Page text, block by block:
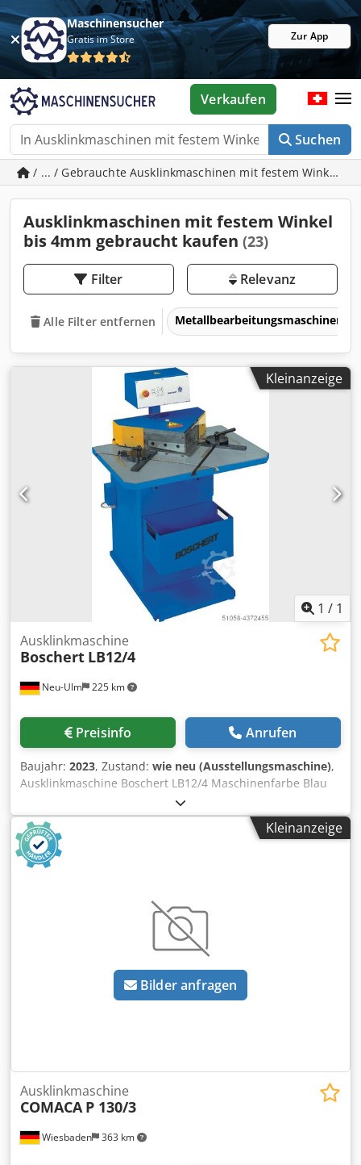
Maschinensucher
Gratis im Store Zur App
Suchen
Verkaufen
/ ... / Gebrauchte Ausklinkmaschinen mit festem Winkel
Ausklinkmaschinen mit festem Winkel
bis 4mm gebraucht kaufen (23)
Filter Relevanz
Alle Filter entfernen Metallbearbeitungsmaschinen
Kleinanzeige
1 / 1
Neu-Ulm 225 km
Ausklinkmaschine
Boschert LB12/4
Preisinfo Anrufen
Baujahr: 2023, Zustand: wie neu (Ausstellungsmaschine),
Ausklinkmaschine Boschert LB12/4 Maschinenfarbe Blau
Ral 5017 Schnittwinkel 90° Schnittleistung 4 mm St42 3
mm Edelstahl Anschlussleistung 4kW Gewicht 760 kg
Maschine ausgestattet mit 2 Anschlaegen mit
verschiebbarer Anschlagleiste 300 mm Crodpefgq Uisfx
Akbef Innenanschlag zum Streifen schneiden bis 225 mm
Kleinanzeige
Bilder anfragen
Wiesbaden 363 km
Ausklinkmaschine
COMACA P 130/3